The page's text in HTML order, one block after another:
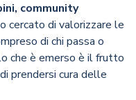
community
cercato di valorizzare le
di chi passa o
che è emerso è il frutto
prendersi cura delle